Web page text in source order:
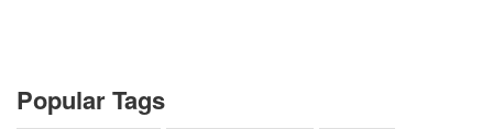
Popular Tags